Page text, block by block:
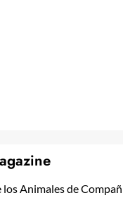
Animales de